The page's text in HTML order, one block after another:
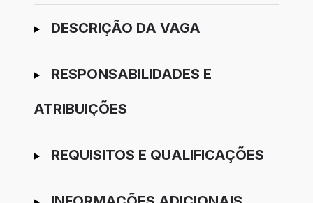
Ir para candidatura
DESCRIÇÃO DA VAGA
RESPONSABILIDADES E
ATRIBUIÇÕES
REQUISITOS E QUALIFICAÇÕES